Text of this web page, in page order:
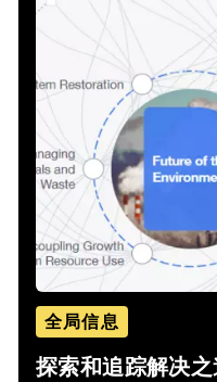
全局信息
探索和追踪解决